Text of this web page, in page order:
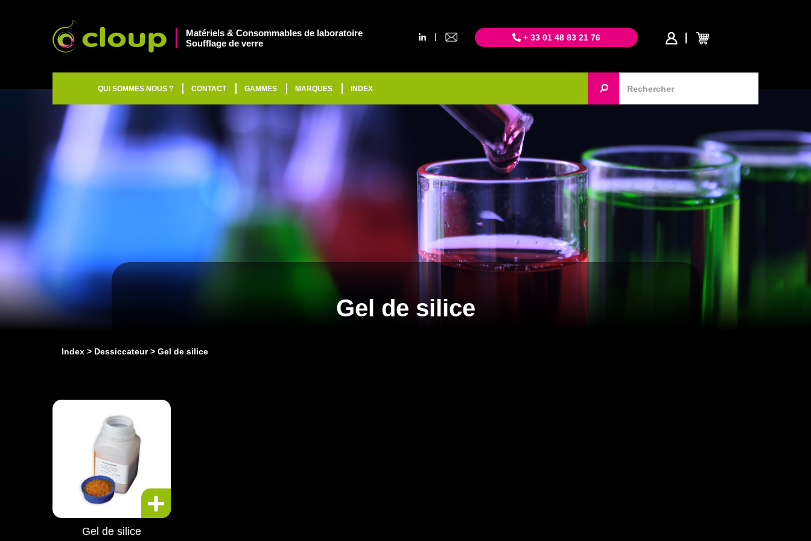
Matériels & Consommables de laboratoire
Soufflage de verre
| + 33 01 48 83 21 76
QUI SOMMES NOUS ? CONTACT GAMMES MARQUES INDEX
Gel de silice
Index Dessiccateur Gel de silice
Gel de silice